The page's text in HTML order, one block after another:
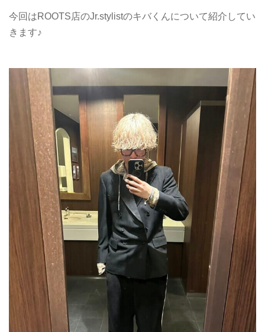
今回はROOTS店のJr.stylistのキバくんについて紹介してい
きます♪